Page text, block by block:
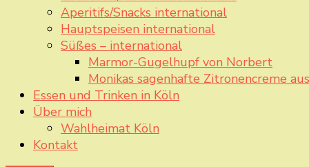
Aperitifs/Snacks international
Hauptspeisen international
Süßes – international
Marmor-Gugelhupf von Norbert
Monikas sagenhafte Zitronencreme
Essen und Trinken in Köln
Über mich
Wahlheimat Köln
Kontakt